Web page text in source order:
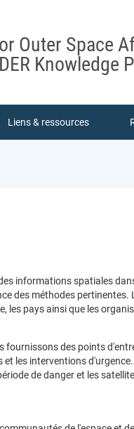
Outer Space
Knowledge
Liens & ressources
informations spatiales
des méthodes pertinentes.
les pays ainsi que les
fournissons des points
les interventions
de danger et les